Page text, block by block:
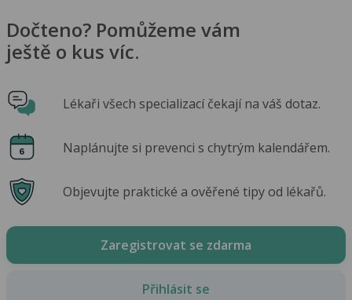
Dočteno? Pomůžeme vám
ještě o kus víc.
Lékaři všech specializací čekají na váš dotaz.
Naplánujte si prevenci s chytrým kalendářem.
Objevujte praktické a ověřené tipy od lékařů.
Zaregistrovat se zdarma
Přihlásit se